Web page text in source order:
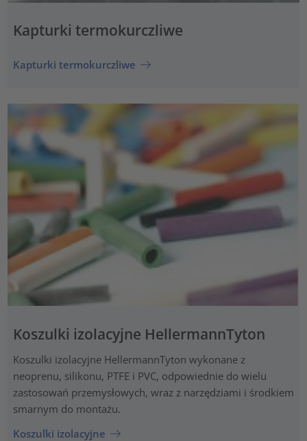
Kapturki termokurczliwe
Kapturki termokurczliwe
Koszulki izolacyjne HellermannTyton
Koszulki izolacyjne HellermannTyton wykonane z
neoprenu, silikonu, PTFE i PVC, odpowiednie do wielu
zastosowań przemysłowych, wraz z narzędziami i środkiem
smarnym do montażu.
Koszulki izolacyjne